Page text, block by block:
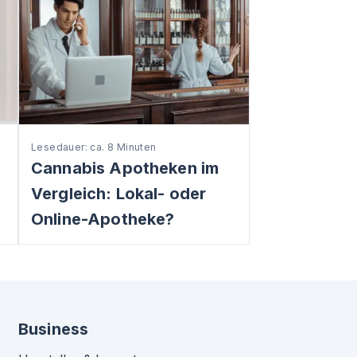
Lesedauer: ca. 8 Minuten
Cannabis Apotheken im
Vergleich: Lokal- oder
Online-Apotheke?
Business